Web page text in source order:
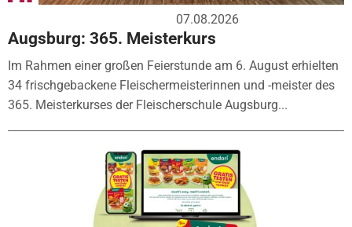
07.08.2026
Augsburg: 365. Meisterkurs
Im Rahmen einer großen Feierstunde am 6. August erhielten
34 frischgebackene Fleischermeisterinnen und -meister des
365. Meisterkurses der Fleischerschule Augsburg...